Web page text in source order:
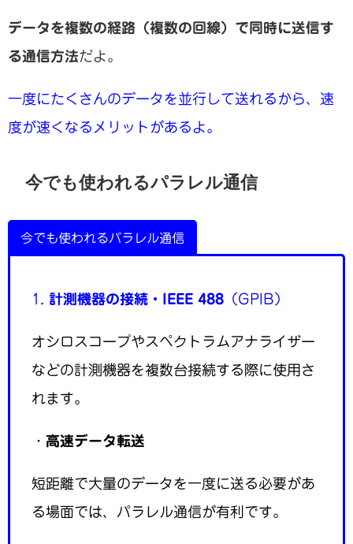
データを複数の経路（複数の回線）で同時に送信す
る通信方法だよ。
一度にたくさんのデータを並行して送れるから、速
度が速くなるメリットがあるよ。
今でも使われるパラレル通信
今でも使われるパラレル通信
1. 計測機器の接続・IEEE 488 （GPIB）
オシロスコープやスペクトラムアナライザー
などの計測機器を複数台接続する際に使用さ
れます。
・ 高速データ転送
短距離で大量のデータを一度に送る必要があ
る場面では、パラレル通信が有利です。